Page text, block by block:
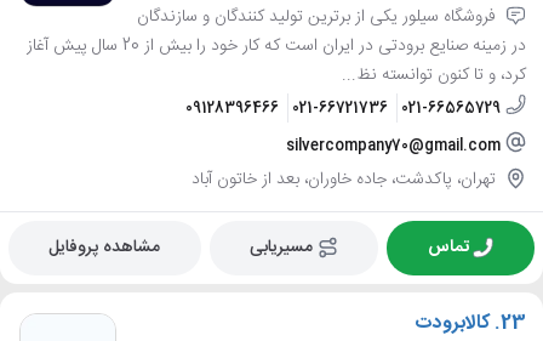
فروشگاه سیلور یکی از برترین تولید کنندگان و سازندگان
در زمینه صنایع برودتی در ایران است که کار خود را بیش از 20 سال پیش آغاز
کرد، و تا کنون توانسته نظ...
021-66565729
021-66721736
09128396466
silvercompany70@gmail.com
تهران، پاکدشت، جاده خاوران، بعد از خاتون آباد
تماس مسیریابی مشاهده پروفایل
23. کالابرودت